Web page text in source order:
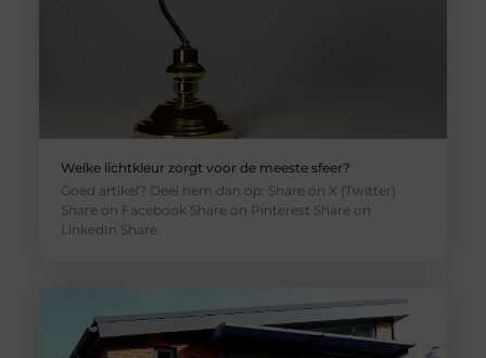
Welke lichtkleur zorgt voor de meeste sfeer?
Goed artikel? Deel hem dan op: Share on X (Twitter)
Share on Facebook Share on Pinterest Share on
LinkedIn Share